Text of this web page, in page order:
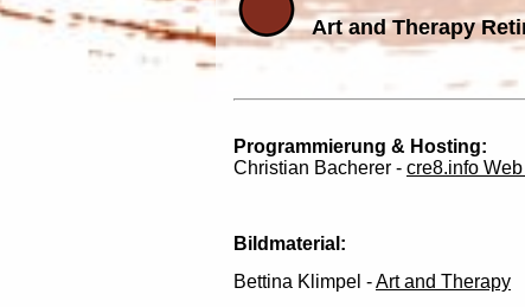
Art and Therapy
Programmierung & Hosting:
Christian Bacherer - cre8.info
Bildmaterial:
Bettina Klimpel -Art and Therapy